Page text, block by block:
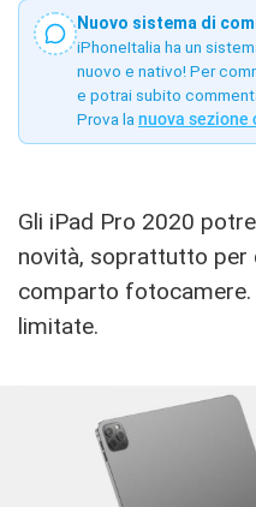
Nuovo sistema di
iPhoneItalia ha un
nuovo e nativo! Per
e potrai subito
Prova la nuova sezione
Gli iPad Pro 2020
novità, soprattutto per
comparto
limitate.